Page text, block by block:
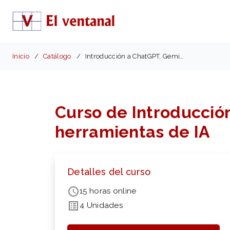
Inicio Catálogo Introducción a ChatGPT, Gemini, Copilot y otros
Curso de
herramientas de IA
Detalles del curso
15 horas online
4 Unidades